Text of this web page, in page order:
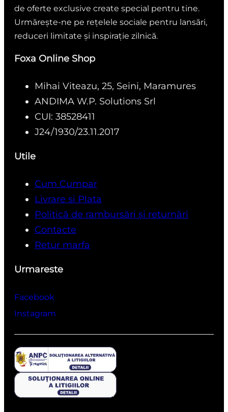
de oferte exclusive create special pentru tine.
Urmărește-ne pe rețelele sociale pentru lansări,
reduceri limitate și inspirație zilnică.
Foxa Online Shop
Mihai Viteazu, 25, Seini, Maramures
ANDIMA W.P. Solutions Srl
CUI: 38528411
J24/1930/23.11.2017
Utile
Cum Cumpar
Livrare si Plata
Politică de rambursări și returnări
Contacte
Retur marfa
Urmareste
Facebook
Instagram